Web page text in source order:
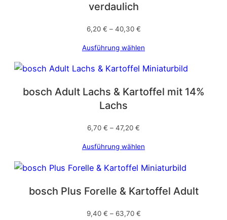
verdaulich
6,20 € – 40,30 €
Ausführung wählen
bosch Adult Lachs & Kartoffel mit 14%
Lachs
6,70 € – 47,20 €
Ausführung wählen
bosch Plus Forelle & Kartoffel Adult
9,40 € – 63,70 €